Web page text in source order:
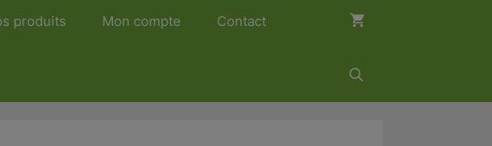
produits Mon compte Contact